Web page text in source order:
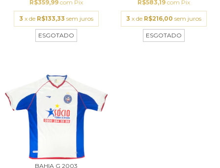
R$359,99 com Pix
3 x de R$133,33 sem juros
ESGOTADO
R$583,19 com Pix
3 x de R$216,00 sem juros
ESGOTADO
BAHIA G 2003